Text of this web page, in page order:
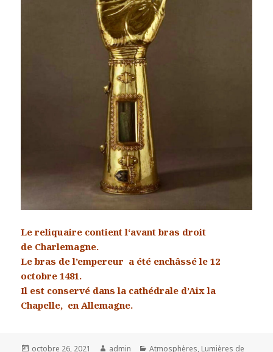
Le reliquaire contient l‘avant bras droit
de Charlemagne.
Le bras del’empereur a été enchâssé le 12
octobre 1481.
Il est conservé dans la cathédrale d’Aix la
Chapelle, en Allemagne.
Posted
octobre 26, 2021 Author
admin Categories
Atmosphères, Lumières de